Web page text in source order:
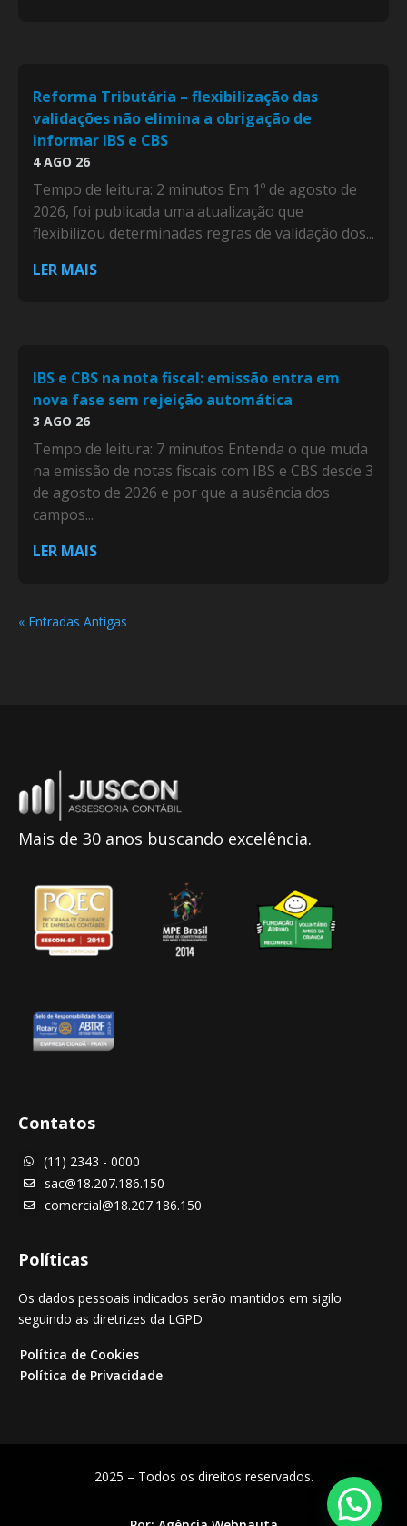
Reforma Tributária – flexibilização das
validações não elimina a obrigação de
informar IBS e CBS
4 AGO 26
Tempo de leitura: 2 minutos Em 1º de agosto de
2026, foi publicada uma atualização que
flexibilizou determinadas regras de validação dos...
LER MAIS
IBS e CBS na nota fiscal: emissão entra em
nova fase sem rejeição automática
3 AGO 26
Tempo de leitura: 7 minutos Entenda o que muda
na emissão de notas fiscais com IBS e CBS desde 3
de agosto de 2026 e por que a ausência dos
campos...
LER MAIS
« Entradas Antigas
Mais de 30 anos buscando excelência.
Contatos
 (11) 2343 - 0000
 sac@18.207.186.150
 comercial@18.207.186.150
Políticas
Os dados pessoais indicados serão mantidos em sigilo
seguindo as diretrizes da LGPD
Política de Cookies
Política de Privacidade
2025 – Todos os direitos reservados.